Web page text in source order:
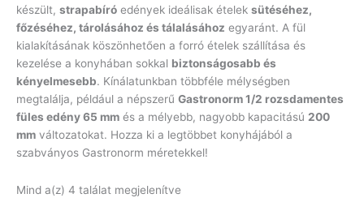
készült, strapabíró edények ideálisak ételek sütéséhez,
főzéséhez, tárolásához és tálalásához egyaránt. A fül
kialakításának köszönhetően a forró ételek szállítása és
kezelése a konyhában sokkal biztonságosabb és
kényelmesebb. Kínálatunkban többféle mélységben
megtalálja, például a népszerű Gastronorm 1/2 rozsdamentes
füles edény 65 mm és a mélyebb, nagyobb kapacitású 200
mm változatokat. Hozza ki a legtöbbet konyhájából a
szabványos Gastronorm méretekkel!
Mind a(z) 4 találat megjelenítve